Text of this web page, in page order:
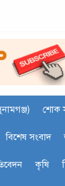
শোক
বিশেষ সংবাদ
কৃষি